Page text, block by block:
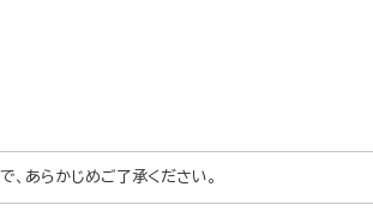
あらかじめご了承ください。